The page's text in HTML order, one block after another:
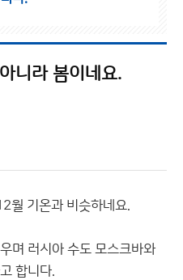
니라 봄이네요.
월 기온과 비슷하네요.
며 러시아 수도 모스크바와
합니다.